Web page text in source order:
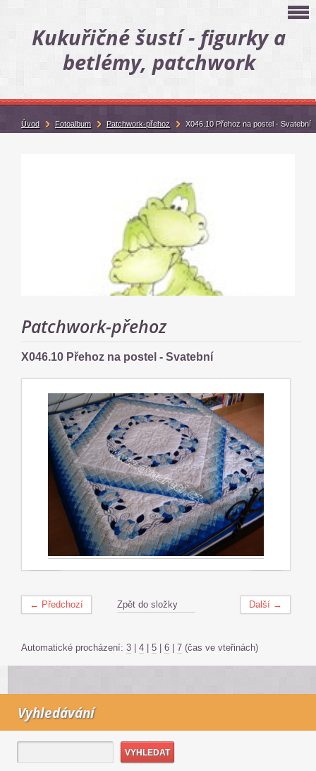
Kukuřičné šustí - figurky a
betlémy, patchwork
Patchwork-přehoz
X046.10 Přehoz na postel - Svatební
← Předchozí Další →
Zpět do složky
Automatické procházení: 3 | 4 | 5 | 6 | 7 (čas ve vteřinách)
Vyhledávání
Úvod Fotoalbum Patchwork-přehoz X046.10 Přehoz na postel - Svatební